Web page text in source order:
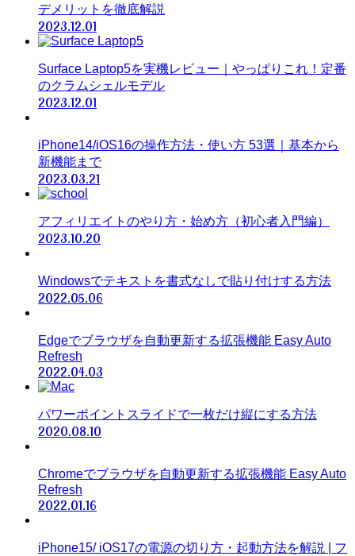
デメリットを徹底解説
2023.12.01
Surface Laptop5を実機レビュー｜やっぱりこれ！定番
のクラムシェルモデル
2023.12.01
iPhone14/iOS16の操作方法・使い方 53選｜基本から
新機能まで
2023.03.21
アフィリエイトのやり方・始め方（初心者入門編）
2023.10.20
Windowsでテキストを書式なしで貼り付けする方法
2022.05.06
Edgeでブラウザを自動更新する拡張機能 Easy Auto
Refresh
2022.04.03
パワーポイントスライドで一枚だけ縦にする方法
2020.08.10
Chromeでブラウザを自動更新する拡張機能 Easy Auto
Refresh
2022.01.16
iPhone15/ iOS17の電源の切り方・起動方法を解説 | フ